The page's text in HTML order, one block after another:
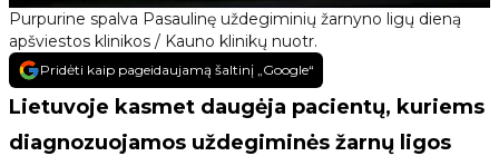
Purpurine spalva Pasaulinę uždegiminių žarnyno ligų dieną
apšviestos klinikos / Kauno klinikų nuotr.
Pridėti kaip pageidaujamą šaltinį „Google“
Lietuvoje kasmet daugėja pacientų, kuriems
diagnozuojamos uždegiminės žarnų ligos